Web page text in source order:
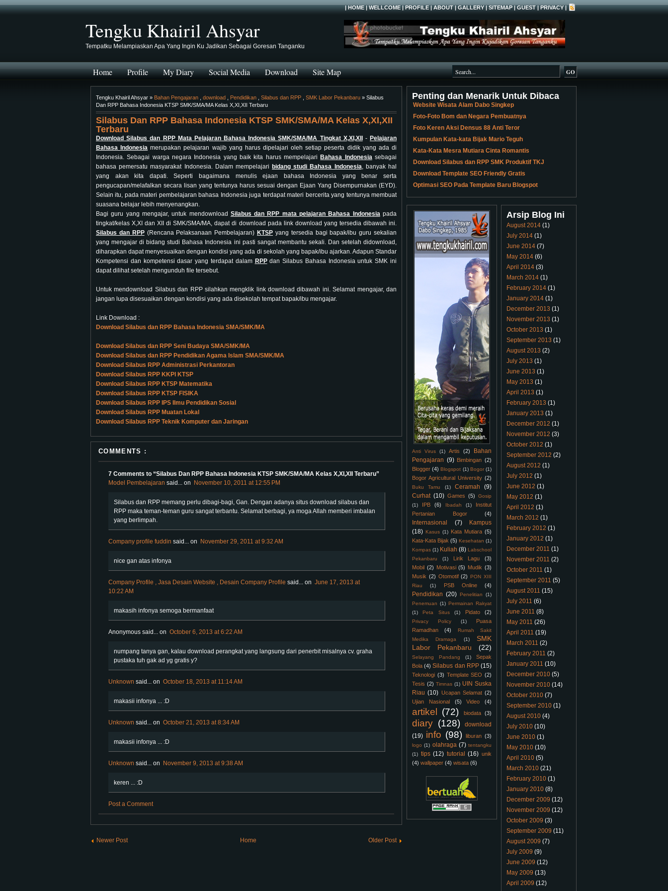
|HOME|WELLCOME|PROFILE|ABOUT|GALLERY|SITEMAP|GUEST|PRIVACY|
Tengku Khairil Ahsyar
Tempatku Melampiaskan Apa Yang Ingin Ku Jadikan Sebagai Goresan Tanganku
Home Profile My Diary Social Media Download Site Map
Tengku Khairil Ahsyar » Bahan Pengajaran download Pendidikan Silabus dan RPP SMK Labor Pekanbaru » Silabus
Dan RPP Bahasa Indonesia KTSP SMK/SMA/MA Kelas X,XI,XII Terbaru
Silabus Dan RPP Bahasa Indonesia KTSP SMK/SMA/MA Kelas X,XI,XII
Terbaru
Download Silabus dan RPP Mata Pelajaran Bahasa Indonesia SMK/SMA/MA Tingkat X,XI,XII - Pelajaran
Bahasa Indonesia merupakan pelajaran wajib yang harus dipelajari oleh setiap peserta didik yang ada di
Indonesia. Sebagai warga negara Indonesia yang baik kita harus mempelajari Bahasa Indonesiasebagai
bahasa pemersatu masyarakat Indonesia. Dalam mempelajari bidang studi Bahasa Indonesia, banyak hal
yang akan kita dapati. Seperti bagaimana menulis ejaan bahasa Indonesia yang benar serta
pengucapan/melafalkan secara lisan yang tentunya harus sesuai dengan Ejaan Yang Disempurnakan (EYD).
Selain itu, pada materi pembelajaran bahasa Indonesia juga terdapat materi bercerita yang tentunya membuat
suasana belajar lebih menyenangkan.
Bagi guru yang mengajar, untuk mendownload Silabus dan RPP mata pelajaran Bahasa Indonesiapada
tingkat/kelas X,XI dan XII di SMK/SMA/MA, dapat di download pada link download yang tersedia dibawah ini.
Silabus dan RPP(Rencana Pelaksanaan Pembelajaran) KTSP yang tersedia bagi bapak/ibu guru sekalian
yang mengajar di bidang studi Bahasa Indonesia ini pasti sangat membantu sekali. Dan setelah didownload,
diharapkan dapat menyesuaikan dengan kondisi yang ada di sekolah yang bapak/ibu ajarkan. Adapun Standar
Kompetensi dan kompetensi dasar yang terdapat dalam RPPdan Silabus Bahasa Indonesia untuk SMK ini
dapat dilihat setelah mengunduh file tersebut.
Untuk mendownload Silabus dan RPP silahkan mengklik link download dibawah ini. Selamat mengajar, dan
jangan lupa disesuaikan dengan kondisi yang ada disekolah tempat bapak/ibu mengajar.
Link Download :
Download Silabus dan RPP Bahasa Indonesia SMA/SMK/MA
Download Silabus dan RPP Seni Budaya SMA/SMK/MA
Download Silabus dan RPP Pendidikan Agama Islam SMA/SMK/MA
Download Silabus RPP Administrasi Perkantoran
Download Silabus RPP KKPI KTSP
Download Silabus RPP KTSP Matematika
Download Silabus RPP KTSP FISIKA
Download Silabus RPP IPS Ilmu Pendidikan Sosial
Download Silabus RPP Muatan Lokal
Download Silabus RPP Teknik Komputer dan Jaringan
COMMENTS :
7 Comments to “Silabus Dan RPP Bahasa Indonesia KTSP SMK/SMA/MA Kelas X,XI,XII Terbaru”
Model Pembelajaran said... on November 10, 2011 at 12:55 PM
Silabus dan RPP memang perlu dibagi-bagi, Gan. Dengan adanya situs download silabus dan
RPP maka teman-teman guru sangat terbantu. Selamat berbagi, ya moga Allah memberi imbalan
yang berlimpah.
Company profile fuddin said... on November 29, 2011 at 9:32 AM
nice gan atas infonya
Company Profile , Jasa Desain Website , Desain Company Profile said... on June 17, 2013 at
10:22 AM
makasih infonya semoga bermanfaat
Anonymous said... on October 6, 2013 at 6:22 AM
numpang tanya gan, kalau download perangkat yang langsung dari penerbit misalnya cv. graha
pustaka tuh gak ad yg gratis y?
Unknown said... on October 18, 2013 at 11:14 AM
makasii infonya ... :D
Unknown said... on October 21, 2013 at 8:34 AM
makasii infonya ... :D
Unknown said... on November 9, 2013 at 9:38 AM
keren ... :D
Post a Comment
Newer Post Older Post
Home
Penting dan Menarik Untuk Dibaca
Website Wisata Alam Dabo Singkep
Foto-Foto Bom dan Negara Pembuatnya
Foto Keren Aksi Densus 88 Anti Teror
Kumpulan Kata-kata Bijak Mario Teguh
Kata-Kata Mesra Mutiara Cinta Romantis
Download Silabus dan RPP SMK Produktif TKJ
Download Template SEO Friendly Gratis
Optimasi SEO Pada Template Baru Blogspot
Anti Virus (1) Artis (2)
Bahan
Pengajaran (9) Bimbingan (2)
Blogger (4) Blogspot (1) Bogor (1)
Bogor Agricultural University (2)
Buku Tamu (1) Ceramah
(9)
Curhat (10) Games (5)
Gosip
(1)
IPB (6) Ibadah (1)
Institut
Pertanian Bogor
(4)
Internasional (7)
Kampus
(18) Kasus (1) Kata Mutiara (5)
Kata-Kata Bijak (5) Kesehatan (1)
Kompas (1) Kuliah (8) Labschool
Pekanbaru
(1) Lirik Lagu
(3)
Mobil (2) Motivasi (5) Mudik (3)
Musik (2) Otomotif (2) PON XIII
Riau
(1) PSB Online (4)
Pendidikan (20) Penelitian
(1)
Penemuan (1) Permainan Rakyat
(1)
Peta Situs (1) Pidato (2)
Privacy Policy (1)
Puasa
Ramadhan
(4)
Rumah Sakit
Medika Dramaga
(1)
SMK
Labor Pekanbaru
(22)
Selayang Pandang (1)
Sepak
Bola (4) Silabus dan RPP (15)
Teknologi (3) Template SEO (2)
Tesis (2) Timnas (1) UIN Suska
Riau (10) Ucapan Selamat (2)
Ujian Nasional
(5) Video (4)
artikel (72) biodata (3)
diary (128)
download
(19) info (98) liburan (3)
logo (1) olahraga (7) tentangku
(1) tips (12) tutorial (16) unik
(4) wallpaper (4) wisata (6)
Arsip Blog Ini
August 2014 (1)
July 2014 (1)
June 2014 (7)
May 2014 (6)
April 2014 (3)
March 2014 (1)
February 2014 (1)
January 2014 (1)
December 2013 (1)
November 2013 (1)
October 2013 (1)
September 2013 (1)
August 2013 (2)
July 2013 (1)
June 2013 (1)
May 2013 (1)
April 2013 (1)
February 2013 (1)
January 2013 (1)
December 2012 (1)
November 2012 (3)
October 2012 (1)
September 2012 (2)
August 2012 (1)
July 2012 (1)
June 2012 (1)
May 2012 (1)
April 2012 (1)
March 2012 (1)
February 2012 (1)
January 2012 (1)
December 2011 (1)
November 2011 (2)
October 2011 (1)
September 2011 (5)
August 2011 (15)
July 2011 (6)
June 2011 (8)
May 2011 (26)
April 2011 (19)
March 2011 (2)
February 2011 (2)
January 2011 (10)
December 2010 (5)
November 2010 (14)
October 2010 (7)
September 2010 (1)
August 2010 (4)
July 2010 (10)
June 2010 (1)
May 2010 (10)
April 2010 (5)
March 2010 (21)
February 2010 (1)
January 2010 (8)
December 2009 (12)
November 2009 (12)
October 2009 (3)
September 2009 (11)
August 2009 (7)
July 2009 (9)
June 2009 (12)
May 2009 (13)
April 2009 (12)